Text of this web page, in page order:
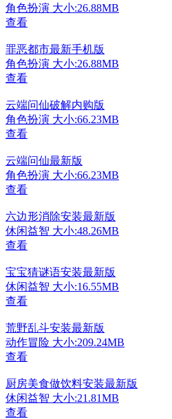
角色扮演 大小:26.88MB
查看
罪恶都市最新手机版
角色扮演 大小:26.88MB
查看
云端问仙破解内购版
角色扮演 大小:66.23MB
查看
云端问仙最新版
角色扮演 大小:66.23MB
查看
六边形消除安装最新版
休闲益智 大小:48.26MB
查看
宝宝猜谜语安装最新版
休闲益智 大小:16.55MB
查看
荒野乱斗安装最新版
动作冒险 大小:209.24MB
查看
厨房美食做饮料安装最新版
休闲益智 大小:21.81MB
查看